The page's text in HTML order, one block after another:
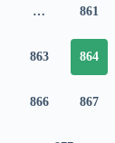
… 861
863 864
866 867